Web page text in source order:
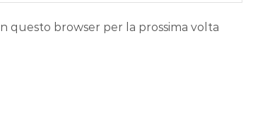
questo browser per la prossima volta